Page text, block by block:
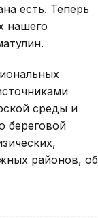
есть. Теперь
нашего
среды и
береговой
районов, об